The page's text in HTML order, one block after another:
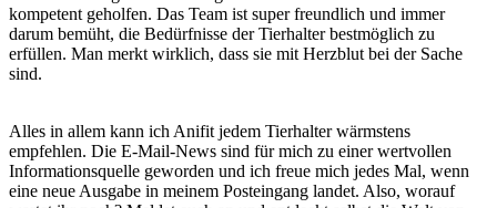
‌kompetent geholfen. Das Team ist super freundlich und immer
darum bemüht, die Bedürfnisse der Tierhalter bestmöglich zu
erfüllen. Man merkt wirklich, dass ⁣sie ​mit Herzblut bei der Sache
sind.
Alles in allem kann ich Anifit jedem Tierhalter wärmstens
empfehlen. Die E-Mail-News sind für mich zu einer wertvollen​
Informationsquelle geworden und ich freue mich jedes Mal, wenn
⁣eine neue Ausgabe ‌in meinem ⁤Posteingang landet. Also, worauf